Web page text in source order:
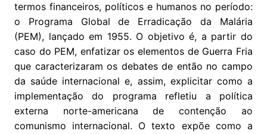
termos financeiros, políticos e humanos no período:
o Programa Global de Erradicação da Malária
(PEM), lançado em 1955. O objetivo é, a partir do
caso do PEM, enfatizar os elementos de Guerra Fria
que caracterizaram os debates de então no campo
da saúde internacional e, assim, explicitar como a
implementação do programa refletiu a política
externa norte-americana de contenção ao
comunismo internacional. O texto expõe como a